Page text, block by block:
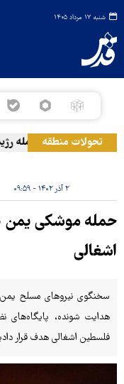
شنبه ۱۷ مرداد ۱۴۰۵
تحولات منطقهحمله رژیم
۲ آذر ۱۴۰۲ - ۰۹:۵۹
حمله موشکی یمن
اشغالی
سخنگوی نیروهای مسلح یمن
هدایت شونده، پایگاه‌های
فلسطین اشغالی هدف قرار